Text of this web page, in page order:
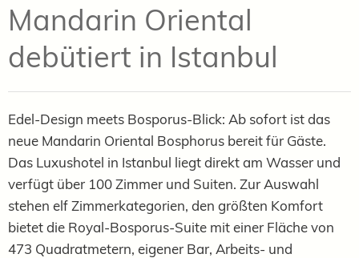
Mandarin Oriental
debütiert in Istanbul
Edel-Design meets Bosporus-Blick: Ab sofort ist das
neue Mandarin Oriental Bosphorus bereit für Gäste.
Das Luxushotel in Istanbul liegt direkt am Wasser und
verfügt über 100 Zimmer und Suiten. Zur Auswahl
stehen elf Zimmerkategorien, den größten Komfort
bietet die Royal-Bosporus-Suite mit einer Fläche von
473 Quadratmetern, eigener Bar, Arbeits- und